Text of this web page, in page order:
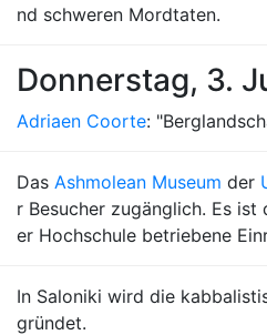
nd schweren Mordtaten.
Donnerstag, 3.
Adriaen Coorte:
Das Ashmolean Museum der
r Besucher zugänglich. Es
er Hochschule betriebene
In Saloniki wird die
gründet.